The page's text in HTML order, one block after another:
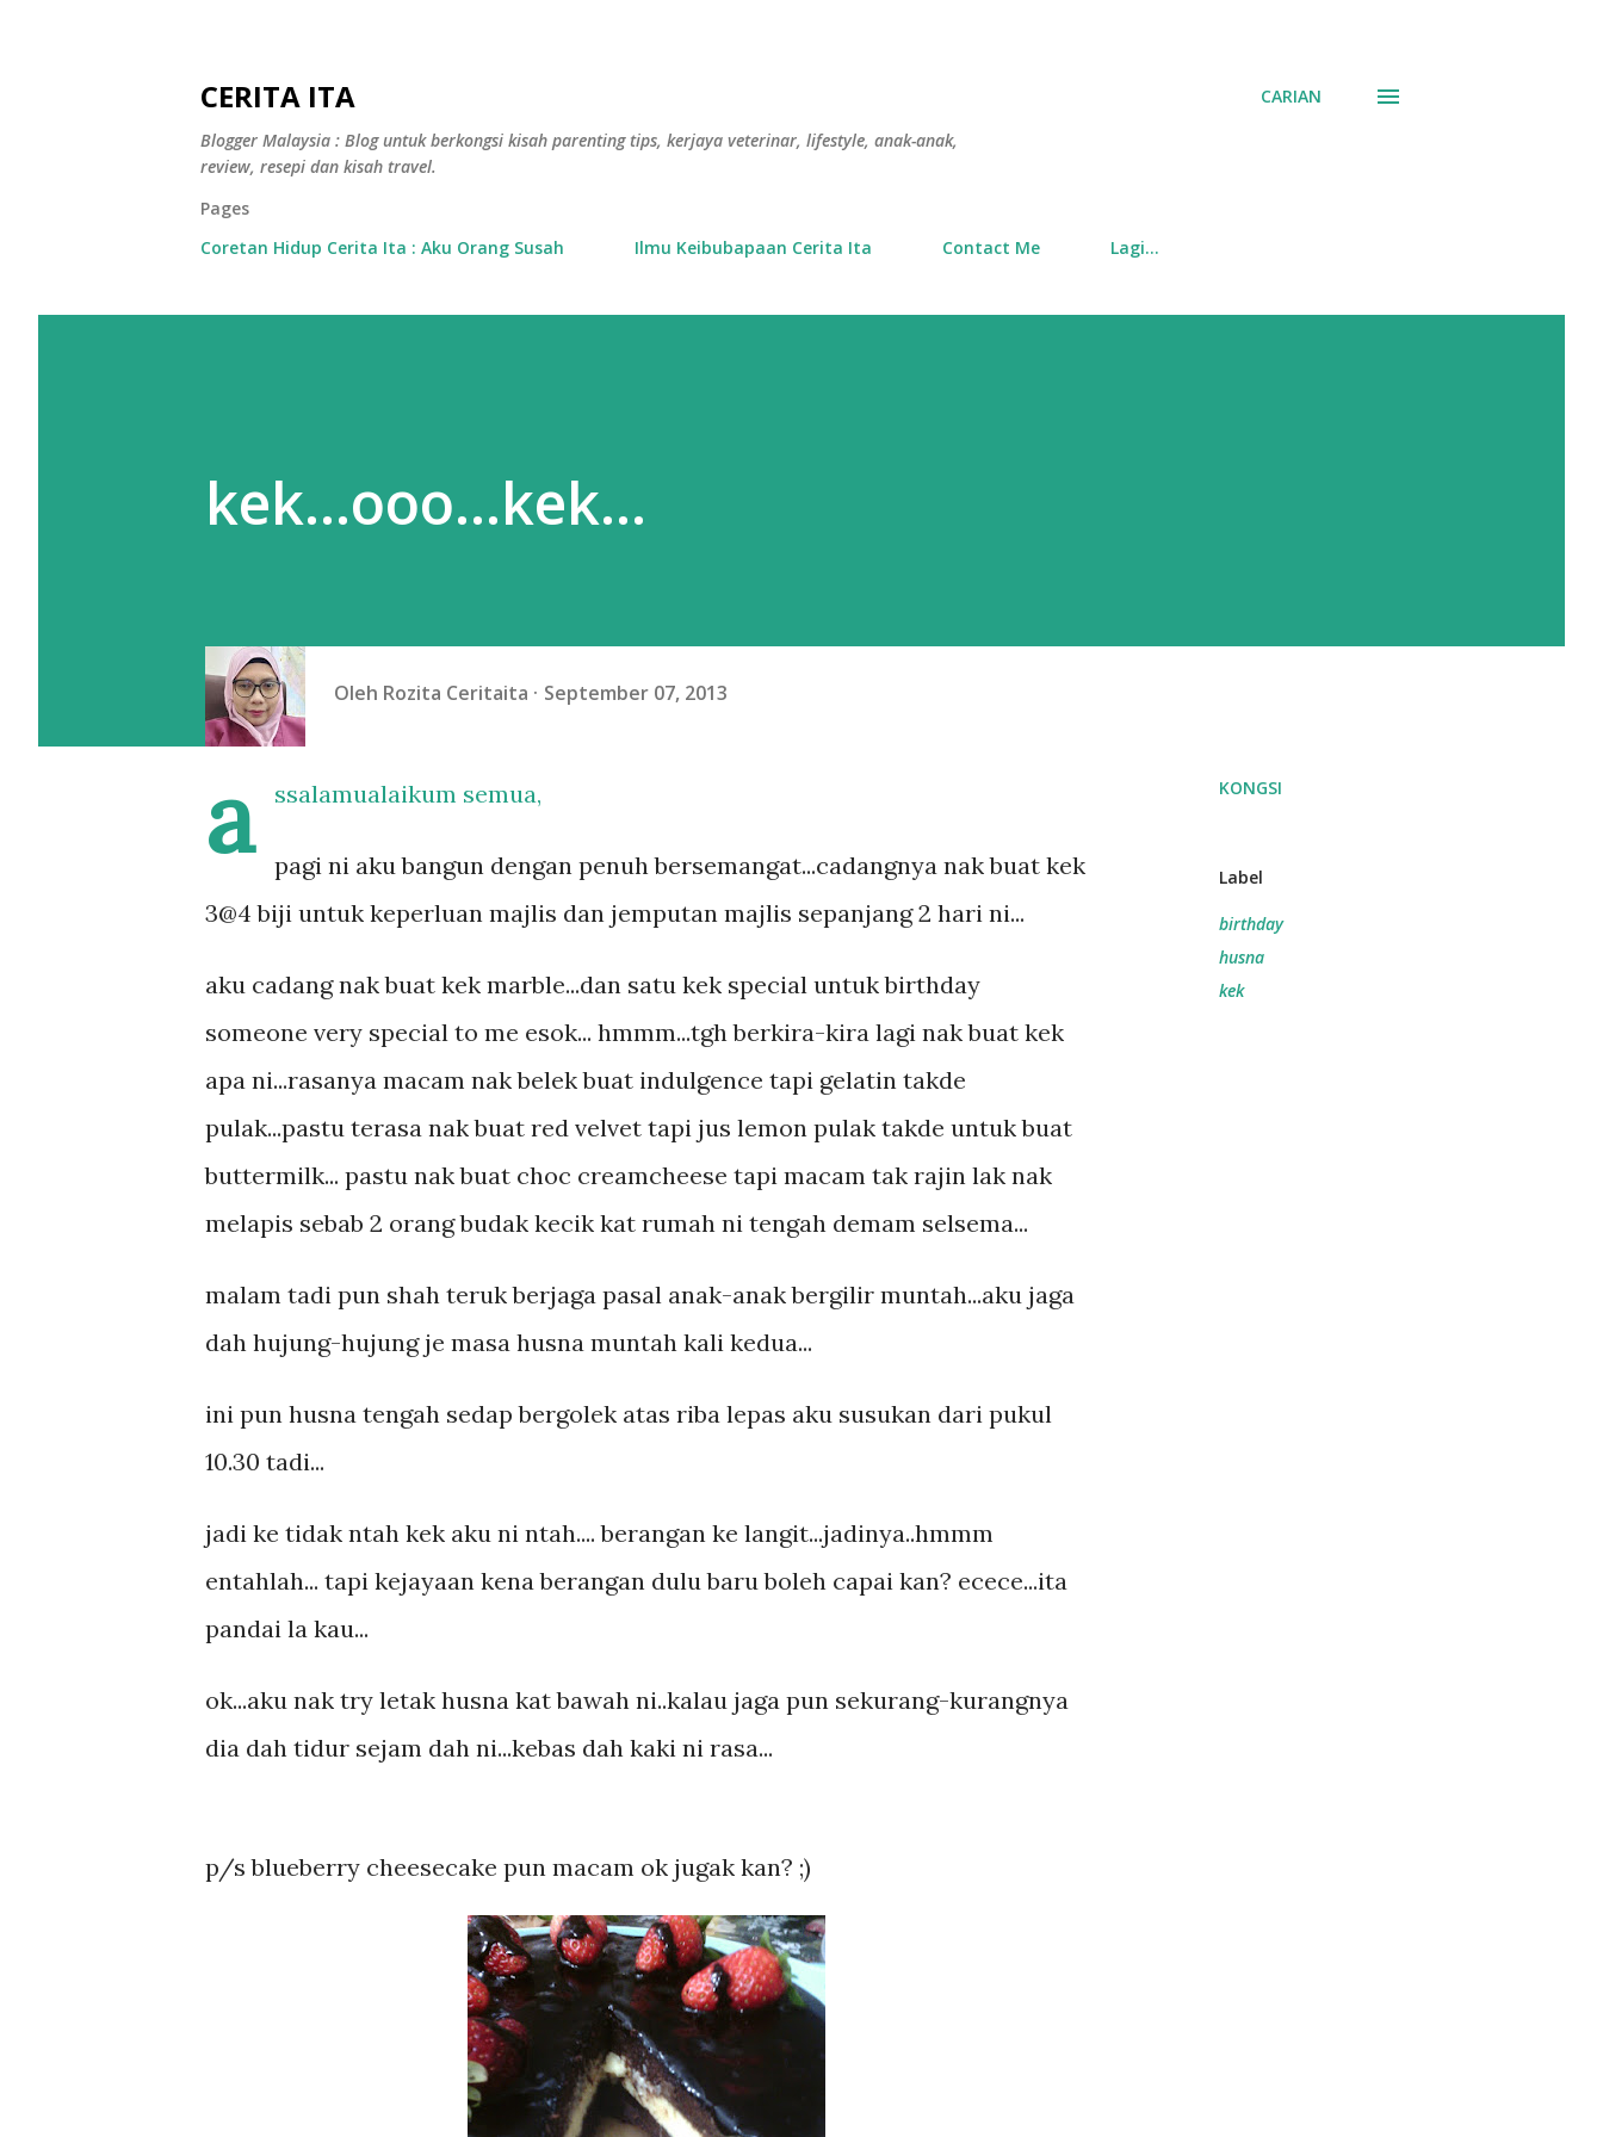
CERITA ITA
Blogger Malaysia : Blog untuk berkongsi kisah parenting tips, kerjaya veterinar, lifestyle, anak-anak,
review, resepi dan kisah travel.
CARIAN
Pages
Coretan Hidup Cerita Ita : Aku Orang Susah
Ilmu Keibubapaan Cerita Ita Contact Me Lagi…
kek...ooo...kek...
Oleh Rozita Ceritaita September 07, 2013
a ssalamualaikum semua,
pagi ni aku bangun dengan penuh bersemangat...cadangnya nak buat kek
3@4 biji untuk keperluan majlis dan jemputan majlis sepanjang 2 hari ni...
aku cadang nak buat kek marble...dan satu kek special untuk birthday
someone very special to me esok... hmmm...tgh berkira-kira lagi nak buat kek
apa ni...rasanya macam nak belek buat indulgence tapi gelatin takde
pulak...pastu terasa nak buat red velvet tapi jus lemon pulak takde untuk buat
buttermilk... pastu nak buat choc creamcheese tapi macam tak rajin lak nak
melapis sebab 2 orang budak kecik kat rumah ni tengah demam selsema...
malam tadi pun shah teruk berjaga pasal anak-anak bergilir muntah...aku jaga
dah hujung-hujung je masa husna muntah kali kedua...
ini pun husna tengah sedap bergolek atas riba lepas aku susukan dari pukul
10.30 tadi...
jadi ke tidak ntah kek aku ni ntah.... berangan ke langit...jadinya..hmmm
entahlah... tapi kejayaan kena berangan dulu baru boleh capai kan? ecece...ita
pandai la kau...
ok...aku nak try letak husna kat bawah ni..kalau jaga pun sekurang-kurangnya
dia dah tidur sejam dah ni...kebas dah kaki ni rasa...
p/s blueberry cheesecake pun macam ok jugak kan? ;)
KONGSI
Label
birthday
husna
kek